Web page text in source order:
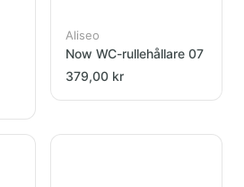
Aliseo
Now WC-rullehållare 07
379,00 kr